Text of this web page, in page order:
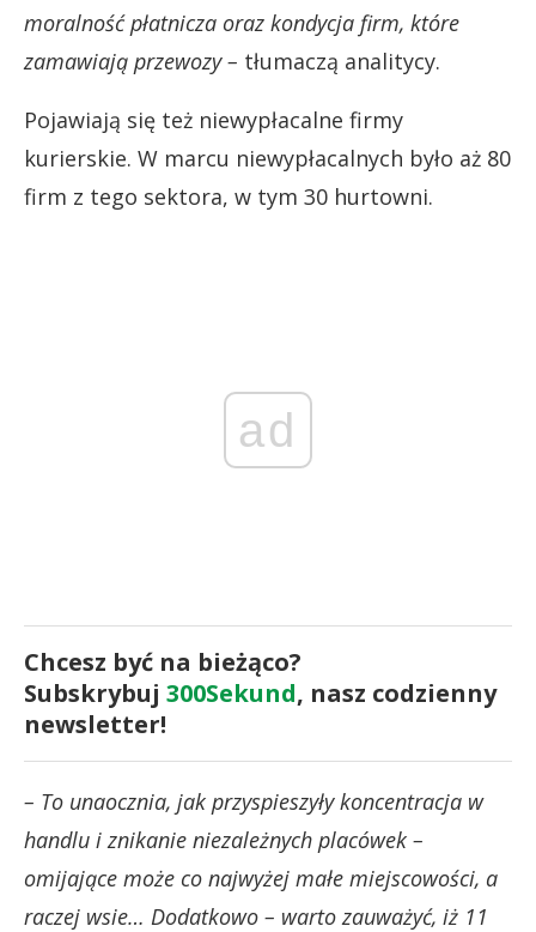
moralność płatnicza oraz kondycja firm, które
zamawiają przewozy – tłumaczą analitycy.
Pojawiają się też niewypłacalne firmy
kurierskie. W marcu niewypłacalnych było aż 80
firm z tego sektora, w tym 30 hurtowni.
ad
Chcesz być na bieżąco?
Subskrybuj 300Sekund, nasz codzienny
newsletter!
– To unaocznia, jak przyspieszyły koncentracja w
handlu i znikanie niezależnych placówek –
omijające może co najwyżej małe miejscowości, a
raczej wsie… Dodatkowo – warto zauważyć, iż 11